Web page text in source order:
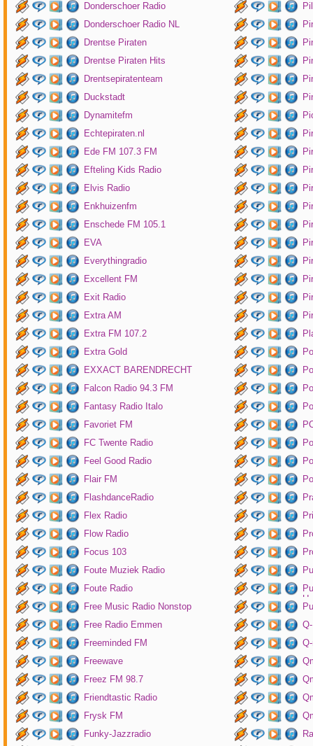
Donderschoer Radio
Donderschoer Radio NL
Drentse Piraten
Drentse Piraten Hits
Drentsepiratenteam
Duckstadt
Dynamitefm
Echtepiraten.nl
Ede FM 107.3 FM
Efteling Kids Radio
Elvis Radio
Enkhuizenfm
Enschede FM 105.1
EVA
Everythingradio
Excellent FM
Exit Radio
Extra AM
Extra FM 107.2
Extra Gold
EXXACT BARENDRECHT
Falcon Radio 94.3 FM
Fantasy Radio Italo
Favoriet FM
FC Twente Radio
Feel Good Radio
Flair FM
FlashdanceRadio
Flex Radio
Flow Radio
Focus 103
Foute Muziek Radio
Foute Radio
Free Music Radio Nonstop
Free Radio Emmen
Freeminded FM
Freewave
Freez FM 98.7
Friendtastic Radio
Frysk FM
Funky-Jazzradio